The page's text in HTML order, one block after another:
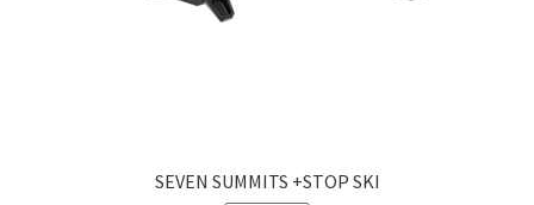
SEVEN SUMMITS +STOP SKI